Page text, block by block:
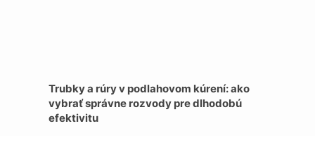
Trubky a rúry v podlahovom kúrení: ako
vybrať správne rozvody pre dlhodobú
efektivitu